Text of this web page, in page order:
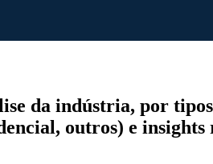
da indústria, por
outros) e